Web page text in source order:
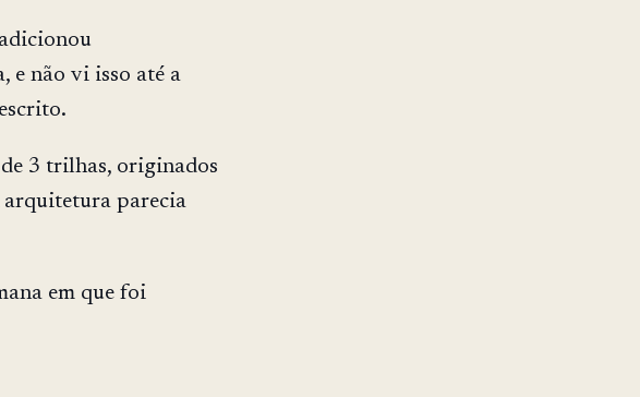
e não vi isso até a
3 trilhas, originados
arquitetura parecia
em que foi